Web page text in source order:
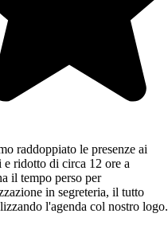
raddoppiato le presenze ai
e ridotto di circa 12 ore a
il tempo perso per
in segreteria, il tutto
l'agenda col nostro